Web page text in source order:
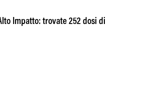
Impatto: trovate 252 dosi di